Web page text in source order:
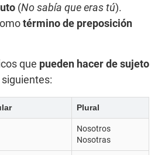
(No sabía que eras tú).
término de preposición
que pueden hacer de sujeto
Plural
Nosotros
Nosotras